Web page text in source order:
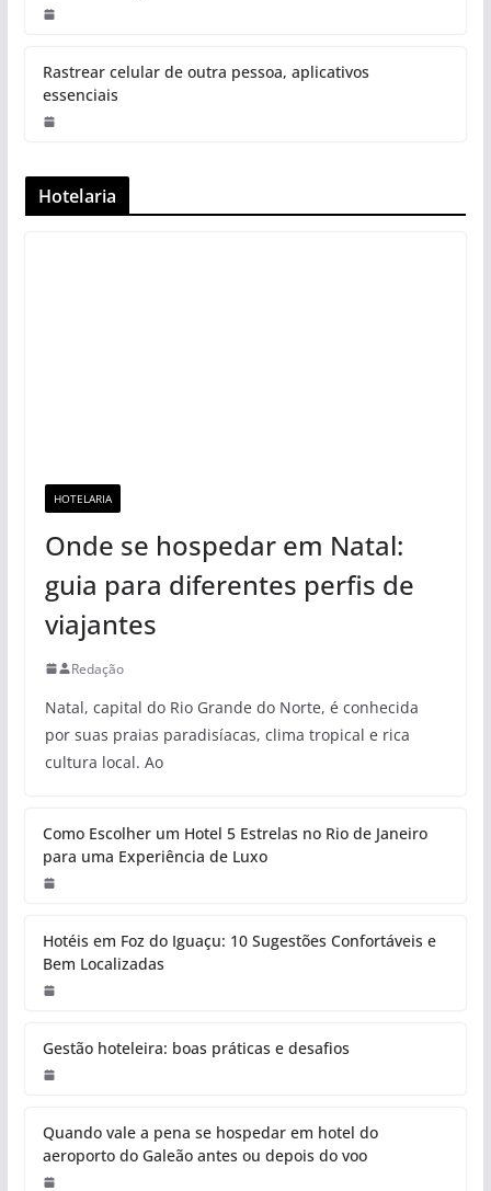
Rastrear celular de outra pessoa, aplicativos
essenciais
Hotelaria
HOTELARIA
Onde se hospedar em Natal:
guia para diferentes perfis de
viajantes
Redação
Natal, capital do Rio Grande do Norte, é conhecida
por suas praias paradisíacas, clima tropical e rica
cultura local. Ao
Como Escolher um Hotel 5 Estrelas no Rio de Janeiro
para uma Experiência de Luxo
Hotéis em Foz do Iguaçu: 10 Sugestões Confortáveis e
Bem Localizadas
Gestão hoteleira: boas práticas e desafios
Quando vale a pena se hospedar em hotel do
aeroporto do Galeão antes ou depois do voo